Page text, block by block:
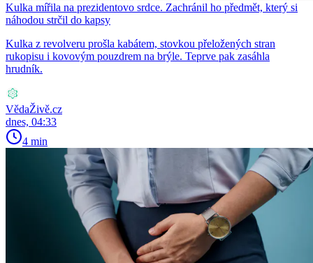
Kulka mířila na prezidentovo srdce. Zachránil ho předmět, který si
náhodou strčil do kapsy
Kulka z revolveru prošla kabátem, stovkou přeložených stran
rukopisu i kovovým pouzdrem na brýle. Teprve pak zasáhla
hrudník.
VědaŽivě.cz
dnes, 04:33
4 min